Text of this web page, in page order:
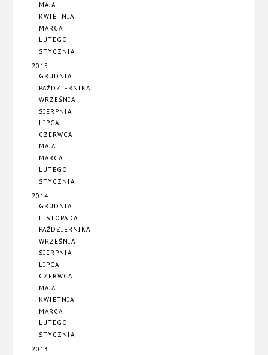
MAJA
KWIETNIA
MARCA
LUTEGO
STYCZNIA
2015
GRUDNIA
PAŹDZIERNIKA
WRZEŚNIA
SIERPNIA
LIPCA
CZERWCA
MAJA
MARCA
LUTEGO
STYCZNIA
2014
GRUDNIA
LISTOPADA
PAŹDZIERNIKA
WRZEŚNIA
SIERPNIA
LIPCA
CZERWCA
MAJA
KWIETNIA
MARCA
LUTEGO
STYCZNIA
2013